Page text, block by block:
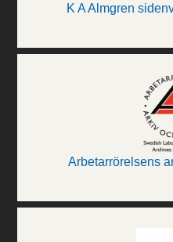
K A Almgren
Arbetarrörelsens